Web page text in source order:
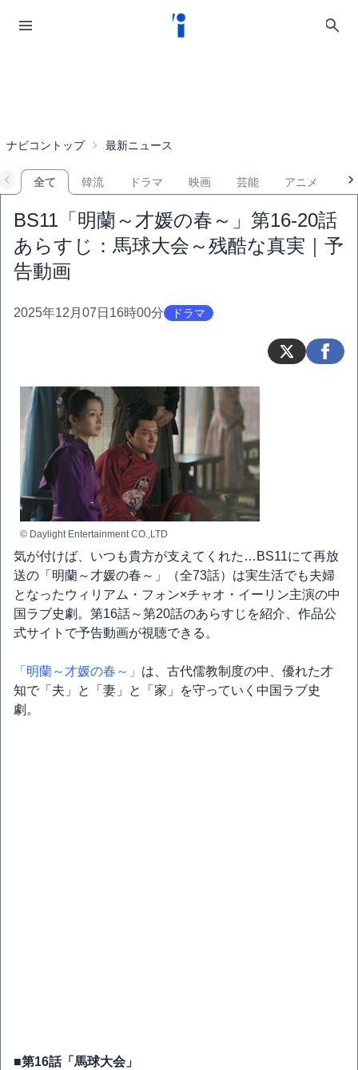
ナビコントップ 最新ニュース
全て 韓流 ドラマ 映画 芸能 アニメ
BS11「明蘭～才媛の春～」第16-20話
あらすじ：馬球大会～残酷な真実｜予
告動画
2025年12月07日16時00分 ドラマ
© Daylight Entertainment CO.,LTD
気が付けば、いつも貴方が支えてくれた…BS11にて再放
送の「明蘭～才媛の春～」（全73話）は実生活でも夫婦
となったウィリアム・フォン×チャオ・イーリン主演の中
国ラブ史劇。第16話～第20話のあらすじを紹介、作品公
式サイトで予告動画が視聴できる。
「明蘭～才媛の春～」 は、古代儒教制度の中、優れた才
知で「夫」と「妻」と「家」を守っていく中国ラブ史
劇。
■第16話「馬球大会」